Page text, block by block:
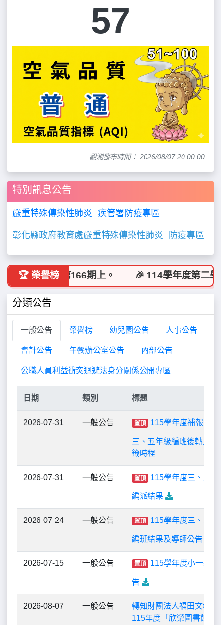
57
觀測發布時間： 2026/08/07 20:00:00
特別訊息公告
嚴重特殊傳染性肺炎 疾管署防疫專區
彰化縣政府教育處嚴重特殊傳染性肺炎 防疫專區
🏆 榮譽榜
菓雜誌第166期上。 🎉 114學年度第二學期第
分類公告
一般公告 榮譽榜 幼兒園公告 人事公告
會計公告 午餐辦公室公告 內部公告
公職人員利益衝突迴避法身分關係公開專區
日期 類別 標題
2026-07-31 一般公告 置頂 115學年度補報到新
三、五年級編班後轉入生
籤時程
2026-07-31 一般公告 置頂 115學年度三、五年
編派結果
2026-07-24 一般公告 置頂 115學年度三、五年
編班結果及導師公告
2026-07-15 一般公告 置頂 115學年度小一新生
告
2026-08-07 一般公告
轉知財團法人福田文教基
115年度「欣榮圖書館急